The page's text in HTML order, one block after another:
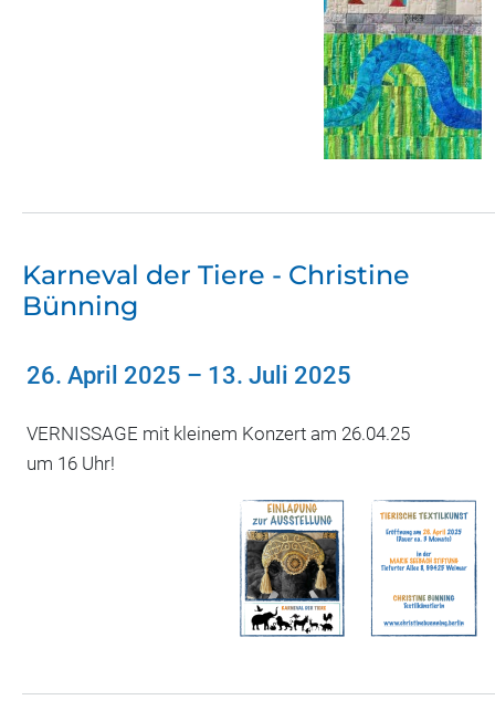
Karneval der Tiere - Christine
Bünning
26. April 2025 – 13. Juli 2025
VERNISSAGE mit kleinem Konzert am 26.04.25
um 16 Uhr!